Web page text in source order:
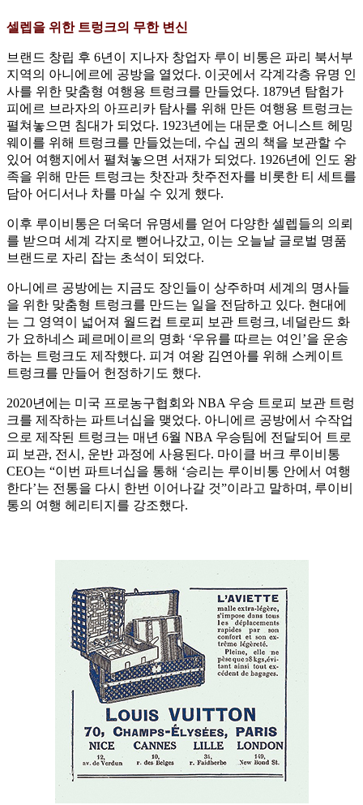
셀렙을 위한 트렁크의 무한 변신
브랜드 창립 후 6년이 지나자 창업자 루이 비통은 파리 북서부
지역의 아니에르에 공방을 열었다. 이곳에서 각계각층 유명 인
사를 위한 맞춤형 여행용 트렁크를 만들었다. 1879년 탐험가
피에르 브라자의 아프리카 탐사를 위해 만든 여행용 트렁크는
펼쳐놓으면 침대가 되었다. 1923년에는 대문호 어니스트 헤밍
웨이를 위해 트렁크를 만들었는데, 수십 권의 책을 보관할 수
있어 여행지에서 펼쳐놓으면 서재가 되었다. 1926년에 인도 왕
족을 위해 만든 트렁크는 찻잔과 찻주전자를 비롯한 티 세트를
담아 어디서나 차를 마실 수 있게 했다.
이후 루이비통은 더욱더 유명세를 얻어 다양한 셀렙들의 의뢰
를 받으며 세계 각지로 뻗어나갔고, 이는 오늘날 글로벌 명품
브랜드로 자리 잡는 초석이 되었다.
아니에르 공방에는 지금도 장인들이 상주하며 세계의 명사들
을 위한 맞춤형 트렁크를 만드는 일을 전담하고 있다. 현대에
는 그 영역이 넓어져 월드컵 트로피 보관 트렁크, 네덜란드 화
가 요하네스 페르메이르의 명화 ‘우유를 따르는 여인’을 운송
하는 트렁크도 제작했다. 피겨 여왕 김연아를 위해 스케이트
트렁크를 만들어 헌정하기도 했다.
2020년에는 미국 프로농구협회와 NBA 우승 트로피 보관 트렁
크를 제작하는 파트너십을 맺었다. 아니에르 공방에서 수작업
으로 제작된 트렁크는 매년 6월 NBA 우승팀에 전달되어 트로
피 보관, 전시, 운반 과정에 사용된다. 마이클 버크 루이비통
CEO는 “이번 파트너십을 통해 ‘승리는 루이비통 안에서 여행
한다’는 전통을 다시 한번 이어나갈 것”이라고 말하며, 루이비
통의 여행 헤리티지를 강조했다.